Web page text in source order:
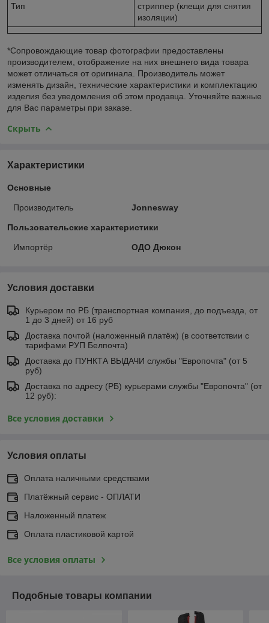
Тип
стриппер (клещи для снятия
изоляции)
*Сопровождающие товар фотографии предоставлены
производителем, отображение на них внешнего вида товара
может отличаться от оригинала. Производитель может
изменять дизайн, технические характеристики и комплектацию
изделия без уведомления об этом продавца. Уточняйте важные
для Вас параметры при заказе.
Скрыть
Характеристики
Основные
Производитель Jonnesway
Пользовательские характеристики
Импортёр ОДО Дюкон
Условия доставки
Курьером по РБ (транспортная компания, до подъезда, от
1 до 3 дней) от 16 руб
Доставка почтой (наложенный платёж) (в соответствии с
тарифами РУП Белпочта)
Доставка до ПУНКТА ВЫДАЧИ службы "Европочта" (от 5
руб)
Доставка по адресу (РБ) курьерами службы "Европочта" (от
12 руб):
Все условия доставки
Условия оплаты
Оплата наличными средствами
Платёжный сервис - ОПЛАТИ
Наложенный платеж
Оплата пластиковой картой
Все условия оплаты
Подобные товары компании